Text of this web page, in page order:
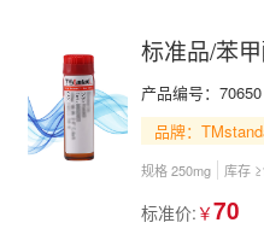
标准品/苯
产品编号： 70650
品牌：
规格 250mg 库存
标准价: ￥70